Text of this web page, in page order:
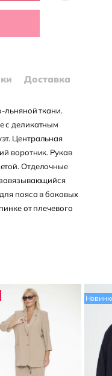
Доставка
льняной ткани.
с деликатным
Центральная
воротник. Рукав
Отделочные
пояса в боковых
от плечевого